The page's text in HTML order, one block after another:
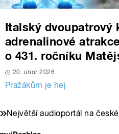
Italský dvoupatrový
adrenalinové
o 431. ročníku
20. únor 2026
Pražákům je hej
Největší audioportál na